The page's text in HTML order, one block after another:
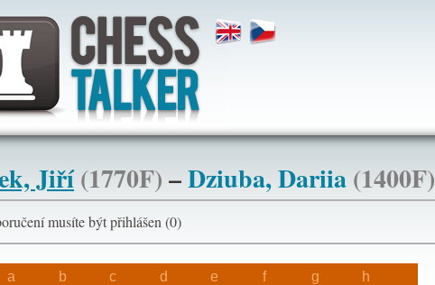
Jiří(1770F)–Dziuba, Dariia(1400F)
musíte být přihlášen (0)
a b c d e f g h